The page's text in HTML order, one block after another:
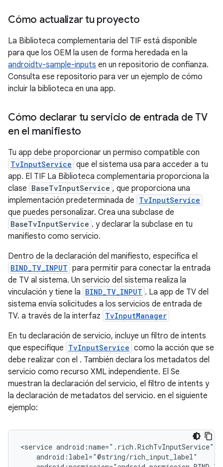
Cómo actualizar tu proyecto
La Biblioteca complementaria del TIF está disponible
para que los OEM la usen de forma heredada en la
androidtv-sample-inputs en un repositorio de confianza.
Consulta ese repositorio para ver un ejemplo de cómo
incluir la biblioteca en una app.
Cómo declarar tu servicio de entrada de TV
en el manifiesto
Tu app debe proporcionar un permiso compatible con
TvInputService que el sistema usa para acceder a tu
app. El TIF La Biblioteca complementaria proporciona la
clase BaseTvInputService , que proporciona una
implementación predeterminada de TvInputService
que puedes personalizar. Crea una subclase de
BaseTvInputService . y declarar la subclase en tu
manifiesto como servicio.
Dentro de la declaración del manifiesto, especifica el
BIND_TV_INPUT para permitir para conectar la entrada
de TV al sistema. Un servicio del sistema realiza la
vinculación y tiene la BIND_TV_INPUT . La app de TV del
sistema envía solicitudes a los servicios de entrada de
TV. a través de la interfaz TvInputManager
En tu declaración de servicio, incluye un filtro de intents
que especifique TvInputService como la acción que se
debe realizar con el . También declara los metadatos del
servicio como recurso XML independiente. El Se
muestran la declaración del servicio, el filtro de intents y
la declaración de metadatos del servicio. en el siguiente
ejemplo:
<service